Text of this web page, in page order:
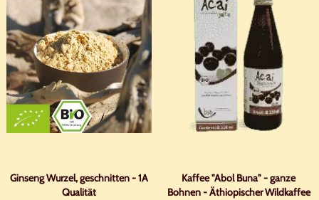
Ginseng Wurzel, geschnitten - 1A
Qualität
Kaffee "Abol Buna" - ganze
Bohnen - Äthiopischer Wildkaffee